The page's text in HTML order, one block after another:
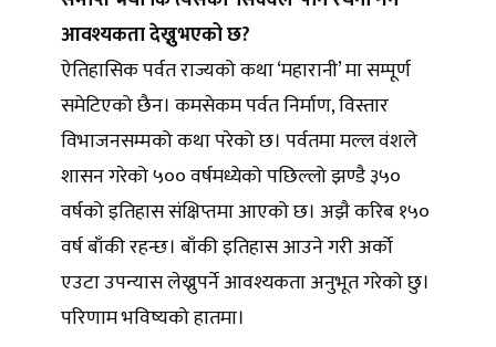
आवश्यकता देख्नुभएको छ?
ऐतिहासिक पर्वत राज्यको कथा ‘महारानी’ मा सम्पूर्ण
समेटिएको छैन। कमसेकम पर्वत निर्माण, विस्तार
विभाजनसम्मको कथा परेको छ। पर्वतमा मल्ल वंशले
शासन गरेको ५०० वर्षमध्येको पछिल्लो झण्डै ३५०
वर्षको इतिहास संक्षिप्तमा आएको छ। अझै करिब १५०
वर्ष बाँकी रहन्छ। बाँकी इतिहास आउने गरी अर्को
एउटा उपन्यास लेख्नुपर्ने आवश्यकता अनुभूत गरेको छु।
परिणाम भविष्यको हातमा।